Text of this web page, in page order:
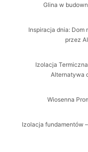
Glina w
Inspiracja dnia:
przez
Izolacja
Alternatywa
Wiosenna
Izolacja fundamentów